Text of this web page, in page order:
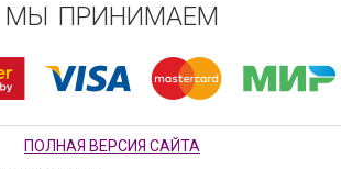
МЫ ПРИНИМАЕМ
ПОЛНАЯ ВЕРСИЯ САЙТА